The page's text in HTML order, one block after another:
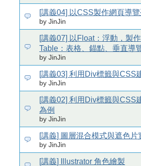
[講義04] 以CSS製作網頁導覽
by JinJin
[講義07] 以Float：浮動，製
Table：表格、錨點、垂直導
by JinJin
[講義03] 利用Div標籤與CSS
by JinJin
[講義02] 利用Div標籤與CSS
為例
by JinJin
[講義] 圖層混合模式與遮色片
by JinJin
[講義] Illustrator 角色繪製